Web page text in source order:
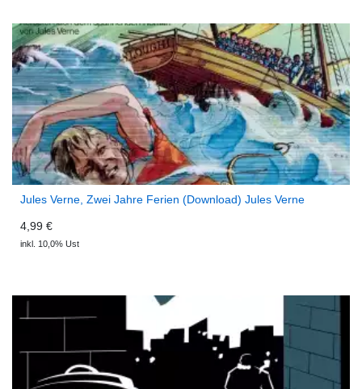
Jules Verne, Zwei Jahre Ferien (Download) Jules Verne
4,99 €
inkl. 10,0% Ust